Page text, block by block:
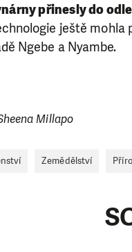
přinesly do
ještě mohla
Ngebe a Nyambe.
Millapo
Zemědělství
LÍBÍ SE
dary nám